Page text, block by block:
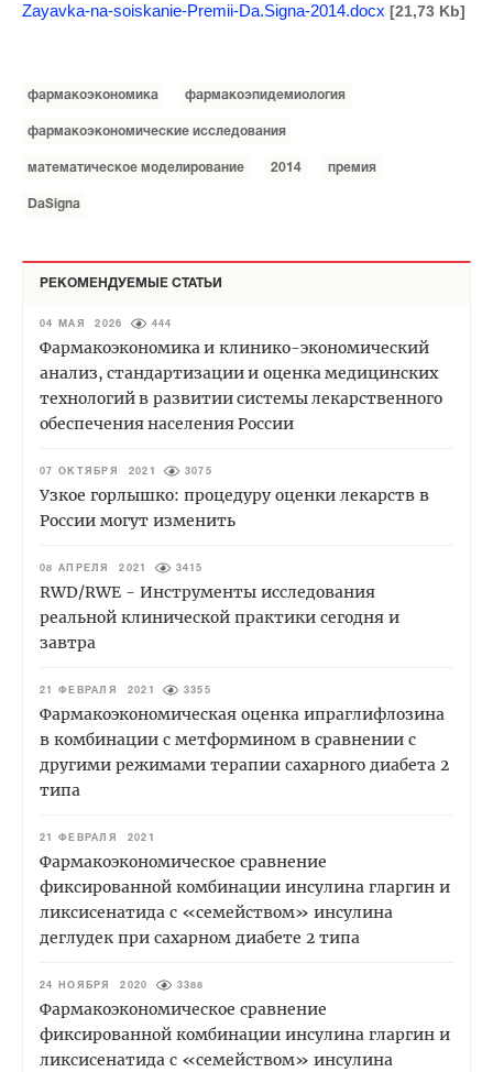
Zayavka-na-soiskanie-Premii-Da.Signa-2014.docx [21,73 Kb]
фармакоэкономика фармакоэпидемиология
фармакоэкономические исследования
математическое моделирование 2014 премия
DaSigna
РЕКОМЕНДУЕМЫЕ СТАТЬИ
04 МАЯ 2026 444
Фармакоэкономика и клинико-экономический
анализ, стандартизации и оценка медицинских
технологий в развитии системы лекарственного
обеспечения населения России
07 ОКТЯБРЯ 2021 3075
Узкое горлышко: процедуру оценки лекарств в
России могут изменить
08 АПРЕЛЯ 2021 3415
RWD/RWE - Инструменты исследования
реальной клинической практики сегодня и
завтра
21 ФЕВРАЛЯ 2021 3355
Фармакоэкономическая оценка ипраглифлозина
в комбинации с метформином в сравнении с
другими режимами терапии сахарного диабета 2
типа
21 ФЕВРАЛЯ 2021
Фармакоэкономическое сравнение
фиксированной комбинации инсулина гларгин и
ликсисенатида с «семейством» инсулина
деглудек при сахарном диабете 2 типа
24 НОЯБРЯ 2020 3388
Фармакоэкономическое сравнение
фиксированной комбинации инсулина гларгин и
ликсисенатида с «семейством» инсулина